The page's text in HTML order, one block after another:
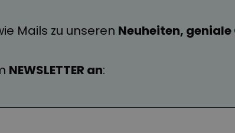
Mails zu unseren Neuheiten,
NEWSLETTER an: